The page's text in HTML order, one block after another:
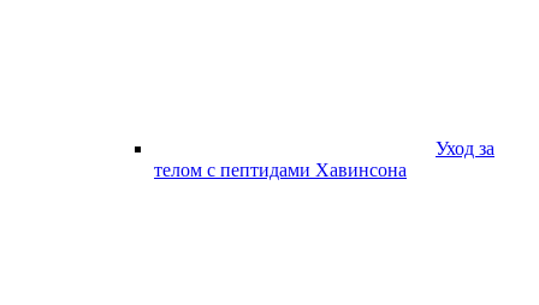
Уход за
телом с пептидами Хавинсона